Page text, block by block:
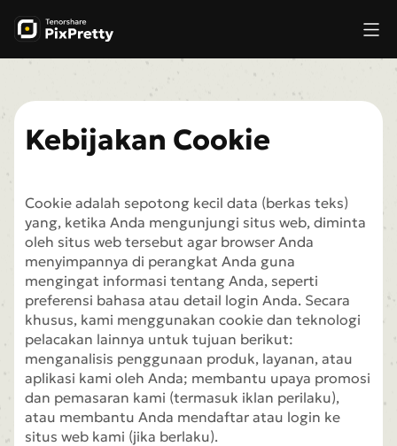
Kebijakan Cookie
Cookie adalah sepotong kecil data (berkas teks)
yang, ketika Anda mengunjungi situs web, diminta
oleh situs web tersebut agar browser Anda
menyimpannya di perangkat Anda guna
mengingat informasi tentang Anda, seperti
preferensi bahasa atau detail login Anda. Secara
khusus, kami menggunakan cookie dan teknologi
pelacakan lainnya untuk tujuan berikut:
menganalisis penggunaan produk, layanan, atau
aplikasi kami oleh Anda; membantu upaya promosi
dan pemasaran kami (termasuk iklan perilaku),
atau membantu Anda mendaftar atau login ke
situs web kami (jika berlaku).